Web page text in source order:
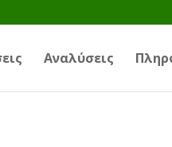
Αναλύσεις